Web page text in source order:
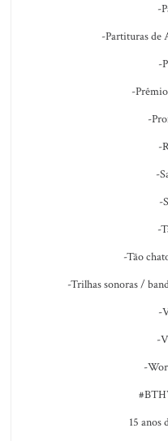
-
-Partituras de
-
-
-
-
-
-
-
-Tão
-Trilhas sonoras /
-
-
-
15 anos